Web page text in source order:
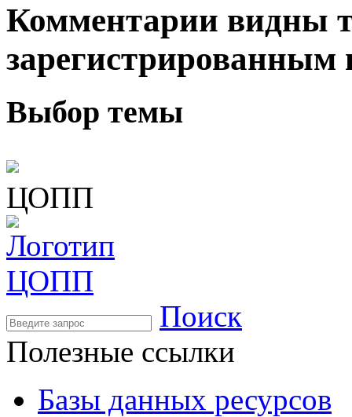
Комментарии видны
зарегистрированным
Выбор темы
ЦОПП
Поиск
Полезные ссылки
Базы данных ресурсов